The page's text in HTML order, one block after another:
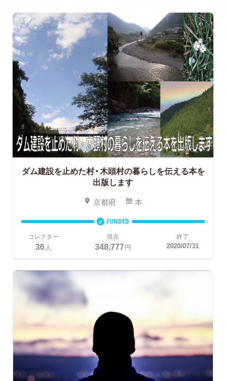
ダム建設を止めた村・木頭村の暮らしを伝える本を
出版します
京都府 本
FUNDED
コレクター
36 人
現在
348,777円
終了
2020/07/31